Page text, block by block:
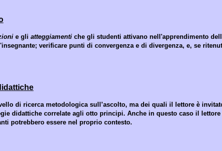
e gli atteggiamenti che gli studenti attivano nell'apprendimento
verificare punti di convergenza e di divergenza, e, se
di ricerca metodologica sull’ascolto, ma dei quali il lettore è
didattiche correlate agli otto principi. Anche in questo caso il
potrebbero essere nel proprio contesto.